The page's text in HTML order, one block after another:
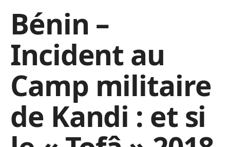
Bénin –
Incident au
Camp militaire
de Kandi : et si